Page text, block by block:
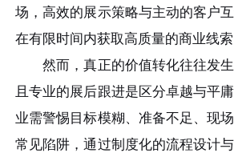
场，高效的展示策略与主动的客户
在有限时间内获取高质量的商业线索
然而，真正的价值转化往往发生
且专业的展后跟进是区分卓越与平
业需警惕目标模糊、准备不足、现
常见陷阱，通过制度化的流程设计